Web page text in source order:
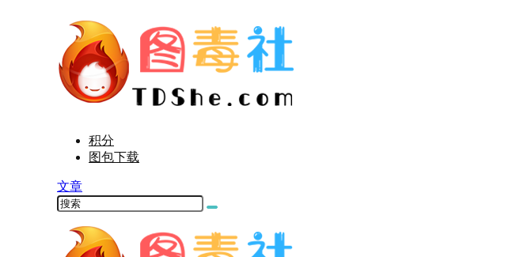
积分
图包下载
文章